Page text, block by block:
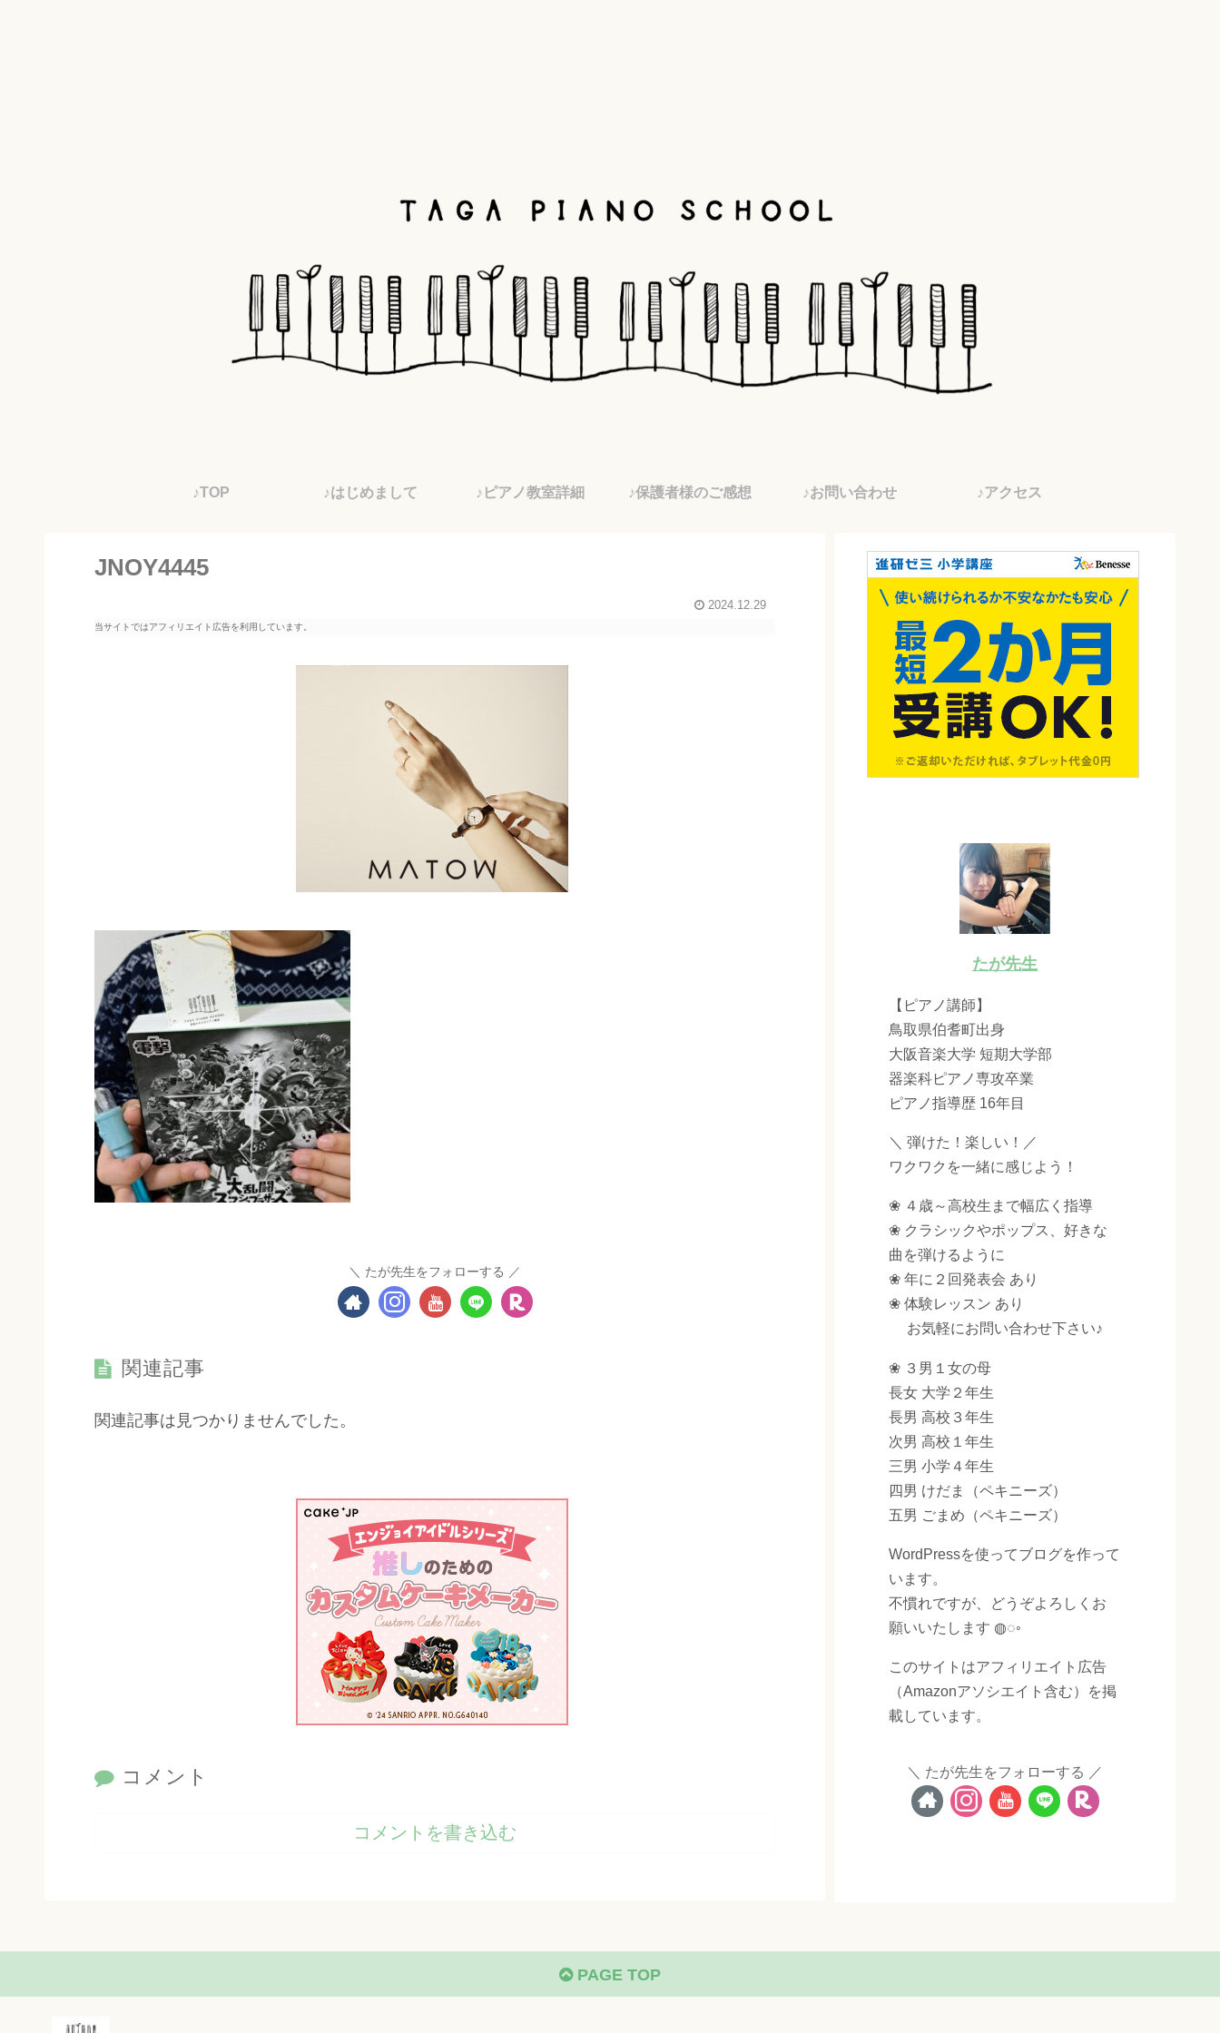
♪TOP ♪はじめまして ♪ピアノ教室詳細 ♪保護者様のご感想 ♪お問い合わせ ♪アクセス
JNOY4445
2024.12.29
当サイトではアフィリエイト広告を利用しています。
たが先生をフォローする
関連記事
関連記事は見つかりませんでした。
コメント
コメントを書き込む
たが先生
【ピアノ講師】
鳥取県伯耆町出身
大阪音楽大学 短期大学部
器楽科ピアノ専攻卒業
ピアノ指導歴 16年目
＼ 弾けた！楽しい！／
ワクワクを一緒に感じよう！
❀ ４歳～高校生まで幅広く指導
❀ クラシックやポップス、好きな
曲を弾けるように
❀ 年に２回発表会 あり
❀ 体験レッスン あり
お気軽にお問い合わせ下さい♪
❀ ３男１女の母
長女 大学２年生
長男 高校３年生
次男 高校１年生
三男 小学４年生
四男 けだま（ペキニーズ）
五男 ごまめ（ペキニーズ）
WordPressを使ってブログを作って
います。
不慣れですが、どうぞよろしくお
願いいたします ◍◌◦
このサイトはアフィリエイト広告
（Amazonアソシエイト含む）を掲
載しています。
たが先生をフォローする
PAGE TOP